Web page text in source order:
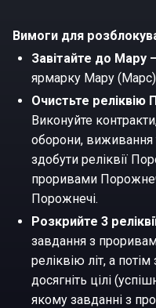
Вимоги для
Завітайте до Мару
ярмарку Мару
Очистьте реліквію
Виконуйте
оборони, виживання
здобути реліквії
проривами
Порожнечі.
Розкрийте 3
завдання з
реліквію літ, а потім
досягніть цілі
якому завданні з